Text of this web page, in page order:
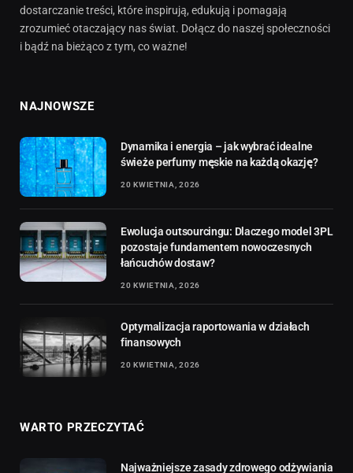
dostarczanie treści, które inspirują, edukują i pomagają
zrozumieć otaczający nas świat. Dołącz do naszej społeczności
i bądź na bieżąco z tym, co ważne!
NAJNOWSZE
Dynamika i energia – jak wybrać idealne
świeże perfumy męskie na każdą okazję?
20 KWIETNIA, 2026
Ewolucja outsourcingu: Dlaczego model 3PL
pozostaje fundamentem nowoczesnych
łańcuchów dostaw?
20 KWIETNIA, 2026
Optymalizacja raportowania w działach
finansowych
20 KWIETNIA, 2026
WARTO PRZECZYTAĆ
Najważniejsze zasady zdrowego odżywiania